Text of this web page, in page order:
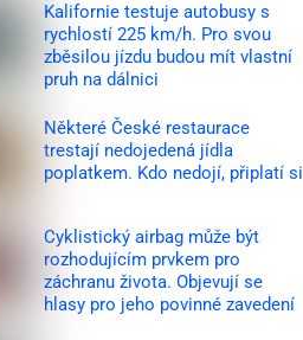
Kalifornie testuje autobusy s
rychlostí 225 km/h. Pro svou
zběsilou jízdu budou mít vlastní
pruh na dálnici
Některé České restaurace
trestají nedojedená jídla
poplatkem. Kdo nedojí, připlatí si
Cyklistický airbag může být
rozhodujícím prvkem pro
záchranu života. Objevují se
hlasy pro jeho povinné zavedení